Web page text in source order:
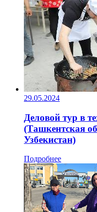
29.05.2024
Деловой тур в
(Ташкентская
Узбекистан)
Подробнее